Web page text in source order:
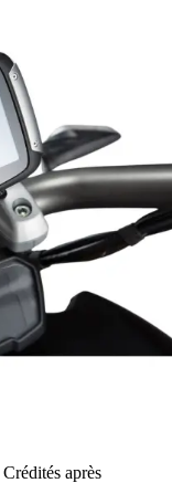
Crédités après